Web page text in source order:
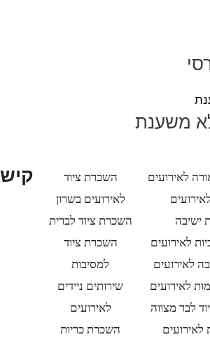
משענת
לאירועים
לאירועים
ישיבה
לאירועים
לאירועים
לאירועים
לבר מצווה
לאירועים
השכרת ציוד
לאירועים בשרון
השכרת ציוד לברית
השכרת ציוד
למסיבות
שירותים ניידים
לאירועים
השכרת כריות